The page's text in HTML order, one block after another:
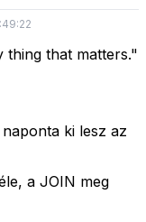
that matters."
ki lesz az
a JOIN meg